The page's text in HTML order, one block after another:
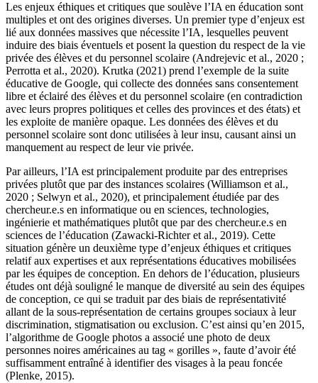
Les enjeux éthiques et critiques que soulève l’IA en éducation sont
multiples et ont des origines diverses. Un premier type d’enjeux est
lié aux données massives que nécessite l’IA, lesquelles peuvent
induire des biais éventuels et posent la question du respect de la vie
privée des élèves et du personnel scolaire (Andrejevic et al., 2020 ;
Perrotta et al., 2020). Krutka (2021) prend l’exemple de la suite
éducative de Google, qui collecte des données sans consentement
libre et éclairé des élèves et du personnel scolaire (en contradiction
avec leurs propres politiques et celles des provinces et des états) et
les exploite de manière opaque. Les données des élèves et du
personnel scolaire sont donc utilisées à leur insu, causant ainsi un
manquement au respect de leur vie privée.
Par ailleurs, l’IA est principalement produite par des entreprises
privées plutôt que par des instances scolaires (Williamson et al.,
2020 ; Selwyn et al., 2020), et principalement étudiée par des
chercheur.e.s en informatique ou en sciences, technologies,
ingénierie et mathématiques plutôt que par des chercheur.e.s en
sciences de l’éducation (Zawacki-Richter et al., 2019). Cette
situation génère un deuxième type d’enjeux éthiques et critiques
relatif aux expertises et aux représentations éducatives mobilisées
par les équipes de conception. En dehors de l’éducation, plusieurs
études ont déjà souligné le manque de diversité au sein des équipes
de conception, ce qui se traduit par des biais de représentativité
allant de la sous-représentation de certains groupes sociaux à leur
discrimination, stigmatisation ou exclusion. C’est ainsi qu’en 2015,
l’algorithme de Google photos a associé une photo de deux
personnes noires américaines au tag « gorilles », faute d’avoir été
suffisamment entraîné à identifier des visages à la peau foncée
(Plenke, 2015).